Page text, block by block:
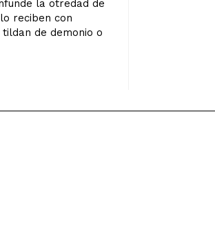
la otredad de
reciben con
de demonio o